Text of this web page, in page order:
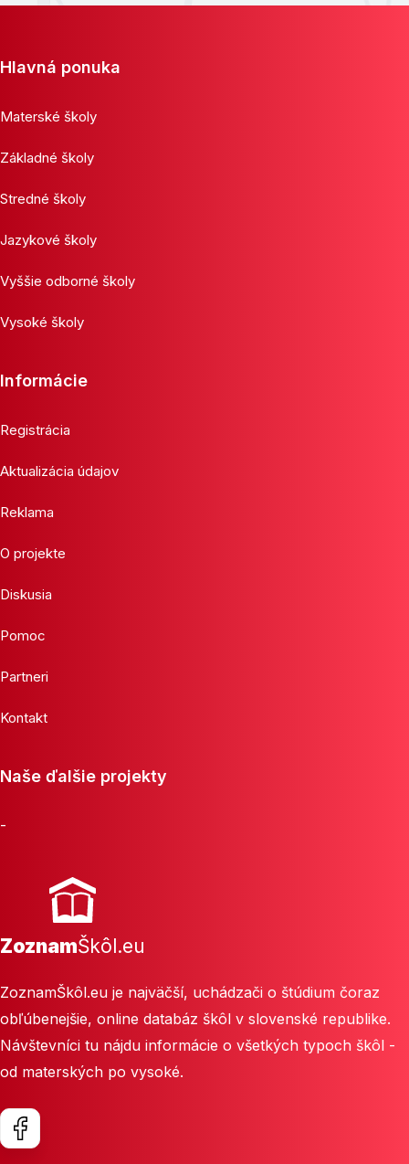
Hlavná ponuka
Materské školy
Základné školy
Stredné školy
Jazykové školy
Vyššie odborné školy
Vysoké školy
Informácie
Registrácia
Aktualizácia údajov
Reklama
O projekte
Diskusia
Pomoc
Partneri
Kontakt
Naše ďalšie projekty
-
ZoznamŠkôl.eu
ZoznamŠkôl.eu je najväčší, uchádzači o štúdium čoraz
obľúbenejšie, online databáz škôl v slovenské republike.
Návštevníci tu nájdu informácie o všetkých typoch škôl -
od materských po vysoké.